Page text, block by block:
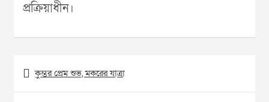
প্রক্রিয়াধীন।
Post
navigation
কুম্ভর প্রেম শুভ, মকরের যাত্রা